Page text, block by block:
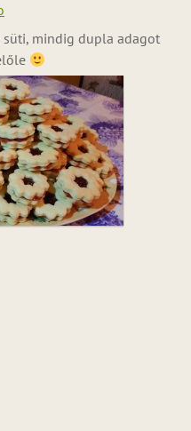
süti, mindig dupla adagot